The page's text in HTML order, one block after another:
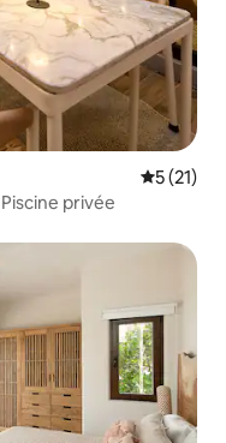
5 (21)
privée